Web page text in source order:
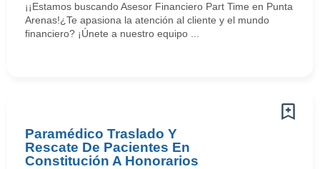
¡¡Estamos buscando Asesor Financiero Part Time en Punta
Arenas!¿Te apasiona la atención al cliente y el mundo
financiero? ¡Únete a nuestro equipo ...
Paramédico Traslado Y
Rescate De Pacientes En
Constitución A Honorarios